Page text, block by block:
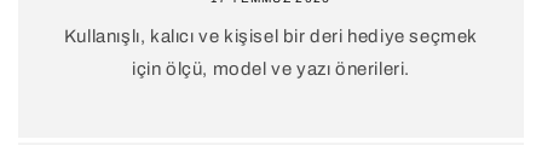
Kullanışlı, kalıcı ve kişisel bir deri hediye seçmek
için ölçü, model ve yazı önerileri.